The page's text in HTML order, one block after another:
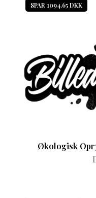
SPAR 1094.65 DKK
Økologisk